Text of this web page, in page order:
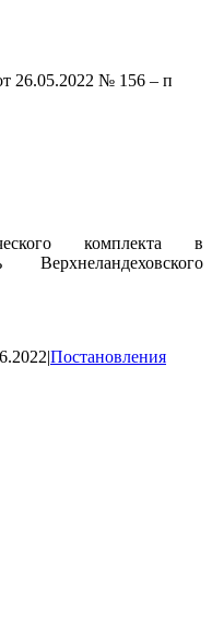
26.05.2022 № 156 – п
комплекта в
Верхнеландеховского
|Постановления